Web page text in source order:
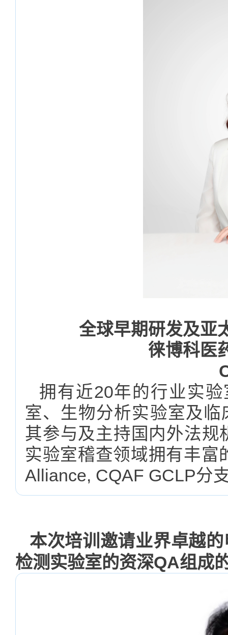
全球早期研发及亚
徕博科医
拥有近20年的行业实
室、生物分析实验室及
其参与及主持国内外法规
实验室稽查领域拥有丰富
Alliance, CQAF GCLP分
本次培训邀请业界卓越
检测实验室的资深QA组成